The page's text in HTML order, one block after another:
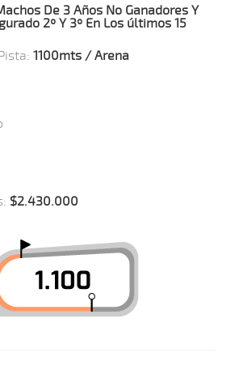
De 3 Años No Ganadores Y
2º Y 3º En Los últimos 15
1100mts / Arena
$2.430.000